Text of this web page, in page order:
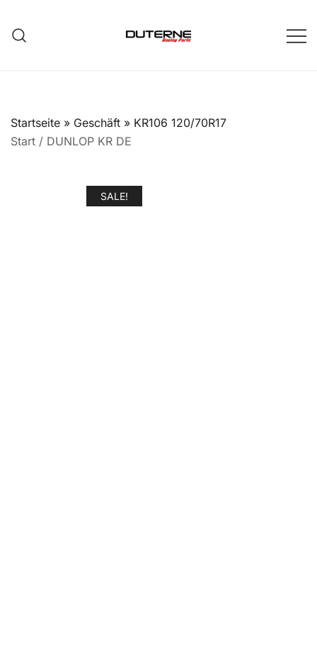
Inhalt
springen
Startseite » Geschäft » KR106 120/70R17
Start / DUNLOP KR DE
SALE!